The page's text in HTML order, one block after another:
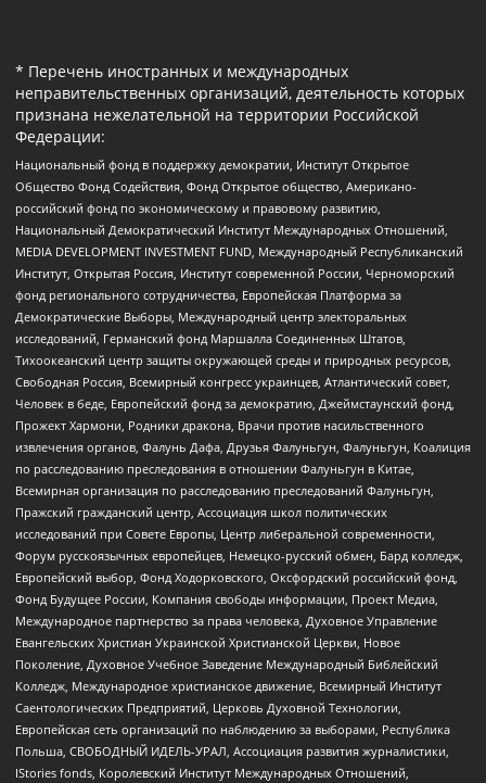
* Перечень иностранных и международных
неправительственных организаций, деятельность которых
признана нежелательной на территории Российской
Федерации:
Национальный фонд в поддержку демократии, Институт Открытое
Общество Фонд Содействия, Фонд Открытое общество, Американо-
российский фонд по экономическому и правовому развитию,
Национальный Демократический Институт Международных Отношений,
MEDIA DEVELOPMENT INVESTMENT FUND, Международный Республиканский
Институт, Открытая Россия, Институт современной России, Черноморский
фонд регионального сотрудничества, Европейская Платформа за
Демократические Выборы, Международный центр электоральных
исследований, Германский фонд Маршалла Соединенных Штатов,
Тихоокеанский центр защиты окружающей среды и природных ресурсов,
Свободная Россия, Всемирный конгресс украинцев, Атлантический совет,
Человек в беде, Европейский фонд за демократию, Джеймстаунский фонд,
Прожект Хармони, Родники дракона, Врачи против насильственного
извлечения органов, Фалунь Дафа, Друзья Фалуньгун, Фалуньгун, Коалиция
по расследованию преследования в отношении Фалуньгун в Китае,
Всемирная организация по расследованию преследований Фалуньгун,
Пражский гражданский центр, Ассоциация школ политических
исследований при Совете Европы, Центр либеральной современности,
Форум русскоязычных европейцев, Немецко-русский обмен, Бард колледж,
Европейский выбор, Фонд Ходорковского, Оксфордский российский фонд,
Фонд Будущее России, Компания свободы информации, Проект Медиа,
Международное партнерство за права человека, Духовное Управление
Евангельских Христиан Украинской Христианской Церкви, Новое
Поколение, Духовное Учебное Заведение Международный Библейский
Колледж, Международное христианское движение, Всемирный Институт
Саентологических Предприятий, Церковь Духовной Технологии,
Европейская сеть организаций по наблюдению за выборами, Республика
Польша, СВОБОДНЫЙ ИДЕЛЬ-УРАЛ, Ассоциация развития журналистики,
IStories fonds, Королевский Институт Международных Отношений,